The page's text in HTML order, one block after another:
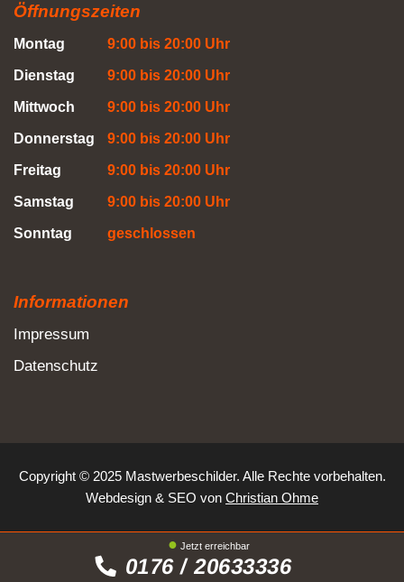
Öffnungszeiten
Montag 9:00 bis 20:00 Uhr
Dienstag 9:00 bis 20:00 Uhr
Mittwoch 9:00 bis 20:00 Uhr
Donnerstag 9:00 bis 20:00 Uhr
Freitag 9:00 bis 20:00 Uhr
Samstag 9:00 bis 20:00 Uhr
Sonntag geschlossen
Informationen
Impressum
Datenschutz
Copyright © 2025 Mastwerbeschilder. Alle Rechte vorbehalten.
Webdesign & SEO von Christian Ohme
Jetzt erreichbar
0176 / 20633336